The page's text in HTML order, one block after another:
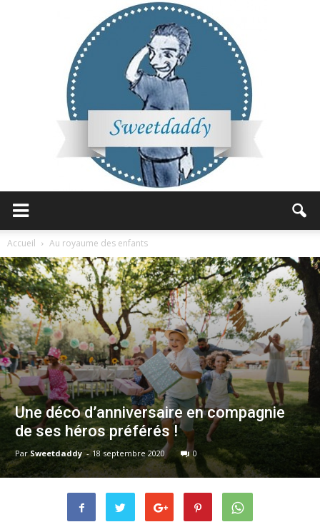
Accueil Au royaume des enfants
Une déco d’anniversaire en compagnie
de ses héros préférés !
ParSweetdaddy - 18 septembre 2020 0